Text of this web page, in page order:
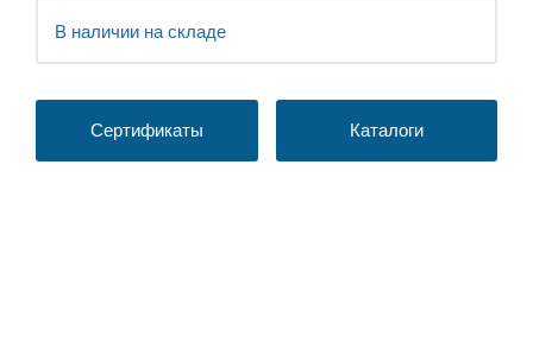
В наличии на складе
Сертификаты Каталоги